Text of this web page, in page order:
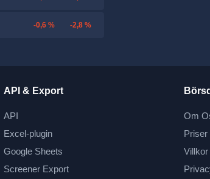
-0,6 % -2,8 %
API & Export
API
Excel-plugin
Google Sheets
Screener Export
Om
Priser
Villkor